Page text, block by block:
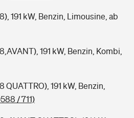
191 kW, Benzin, Limousine, ab
191 kW, Benzin, Kombi,
QUATTRO), 191 kW, Benzin,
/ 711)